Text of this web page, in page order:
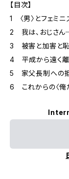
【目次】
1 〈男〉とフェミ
2 我は、おじさ
3 被害と加害と恥
4 平成から遠く
5 家父長制への
6 これからの〈